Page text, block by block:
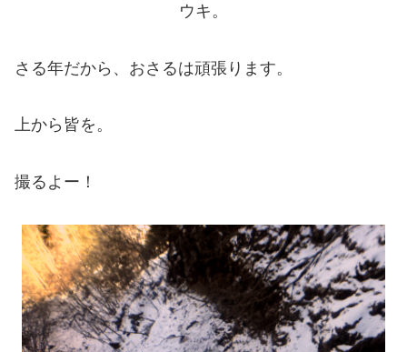
ウキ。
さる年だから、おさるは頑張ります。
上から皆を。
撮るよー！